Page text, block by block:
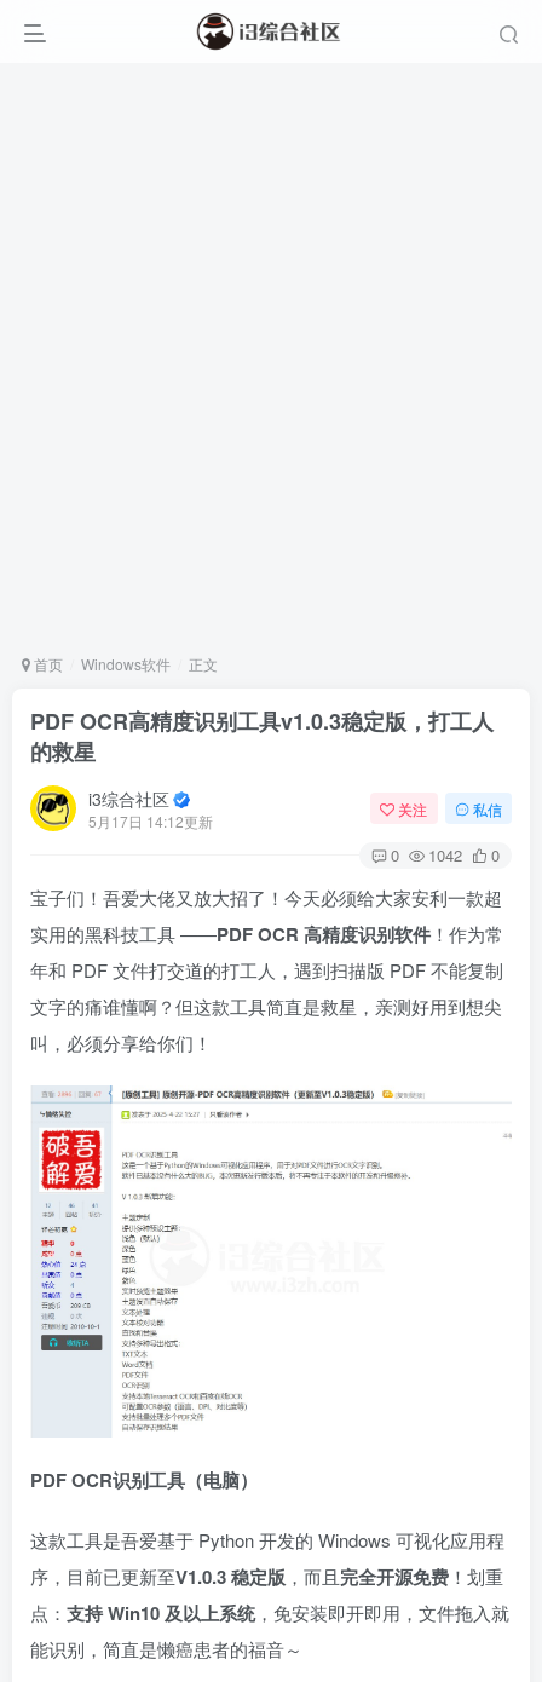
首页 Windows软件 正文
PDF OCR高精度识别工具v1.0.3稳定版，打工人
的救星
i3综合社区
5月17日 14:12更新
关注 私信
0 1042 0
宝子们！吾爱大佬又放大招了！今天必须给大家安利一款超
实用的黑科技工具 ——PDF OCR 高精度识别软件 ！作为常
年和 PDF 文件打交道的打工人，遇到扫描版 PDF 不能复制
文字的痛谁懂啊？但这款工具简直是救星，亲测好用到想尖
叫，必须分享给你们！
PDF OCR识别工具（电脑）
这款工具是吾爱基于 Python 开发的 Windows 可视化应用程
序，目前已更新至V1.0.3 稳定版 ，而且完全开源免费 ！划重
点： 支持 Win10 及以上系统，免安装即开即用，文件拖入就
能识别，简直是懒癌患者的福音～